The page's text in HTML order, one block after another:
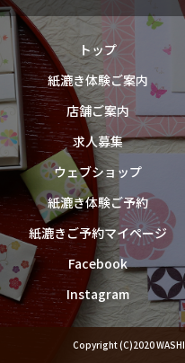
トップ
紙漉き体験ご案内
店舗ご案内
求人募集
ウェブショップ
紙漉き体験ご予約
紙漉きご予約マイページ
Facebook
Instagram
Copyright (C)2020